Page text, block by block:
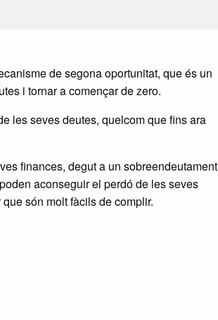
de segona oportunitat, que és un
i tornar a començar de zero.
les seves deutes, quelcom que fins ara
finances, degut a un sobreendeutament
aconseguir el perdó de les seves
són molt fàcils de complir.